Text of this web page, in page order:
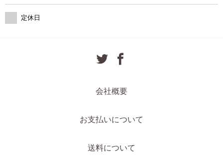
定休日
会社概要
お支払いについて
送料について